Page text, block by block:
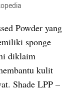
Powder yang
sponge
diklaim
kulit
Shade LPP –